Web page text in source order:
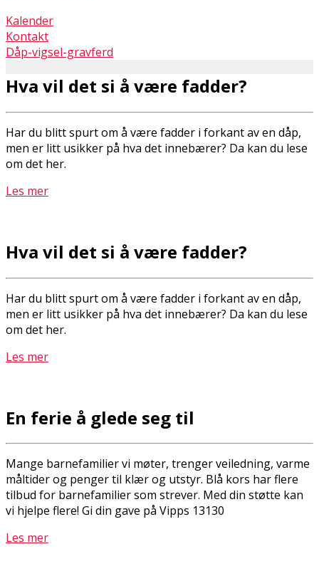
Kalender
Kontakt
Dåp-vigsel-gravferd
Hva vil det si å være fadder?
Har du blitt spurt om å være fadder i forkant av en dåp,
men er litt usikker på hva det innebærer? Da kan du lese
om det her.
Les mer
Hva vil det si å være fadder?
Har du blitt spurt om å være fadder i forkant av en dåp,
men er litt usikker på hva det innebærer? Da kan du lese
om det her.
Les mer
En ferie å glede seg til
Mange barnefamilier vi møter, trenger veiledning, varme
måltider og penger til klær og utstyr. Blå kors har flere
tilbud for barnefamilier som strever. Med din støtte kan
vi hjelpe flere! Gi din gave på Vipps 13130
Les mer